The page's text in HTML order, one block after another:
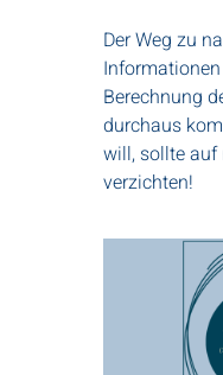
Der Weg zu
Berechnung
durchaus
will, sollte
verzichten!